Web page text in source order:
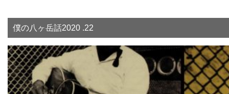
僕の八ヶ岳話2020 .22